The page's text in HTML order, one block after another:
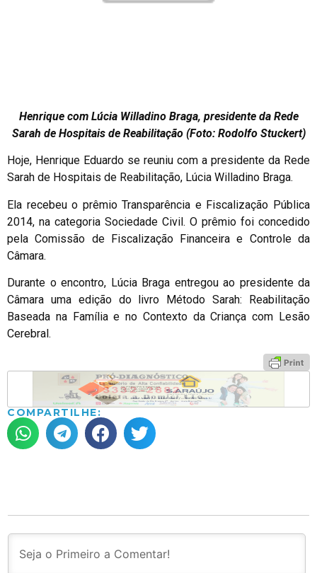
Henrique com Lúcia Willadino Braga, presidente da Rede
Sarah de Hospitais de Reabilitação (Foto: Rodolfo Stuckert)
Hoje, Henrique Eduardo se reuniu com a presidente da Rede
Sarah de Hospitais de Reabilitação, Lúcia Willadino Braga.
Ela recebeu o prêmio Transparência e Fiscalização Pública
2014, na categoria Sociedade Civil. O prêmio foi concedido
pela Comissão de Fiscalização Financeira e Controle da
Câmara.
Durante o encontro, Lúcia Braga entregou ao presidente da
Câmara uma edição do livro Método Sarah: Reabilitação
Baseada na Família e no Contexto da Criança com Lesão
Cerebral.
COMPARTILHE: